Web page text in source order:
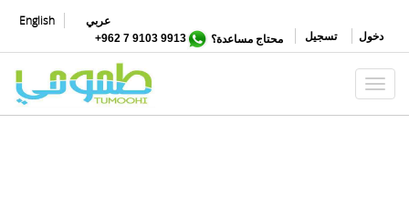
المحتوى
الرئيسي
English
عربي
تسجيل
دخول محتاج مساعدة؟ 9913 9103 7 962+
Toggle navigation